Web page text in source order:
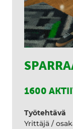
1600
Työtehtävä
Yrittäjä /